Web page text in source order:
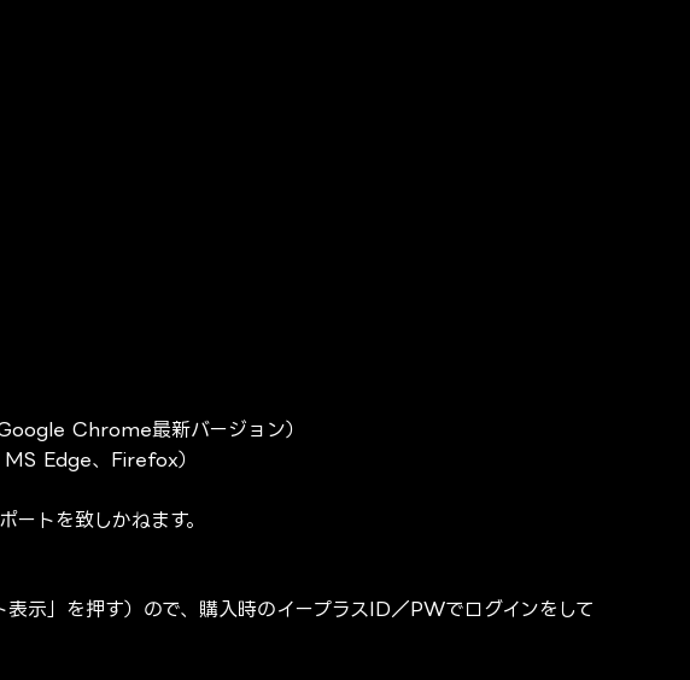
Chrome最新バージョン）
Edge、Firefox）
トを致しかねます。
示」を押す）ので、購入時のイープラスID／PWでログインをして